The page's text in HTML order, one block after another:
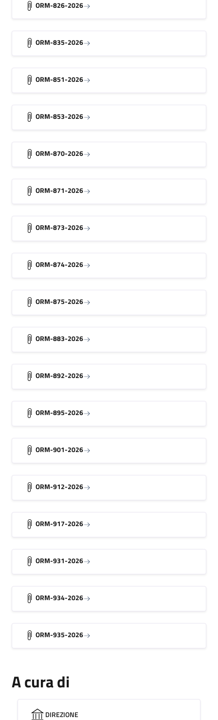
ORM-826-2026
ORM-835-2026
ORM-851-2026
ORM-853-2026
ORM-870-2026
ORM-871-2026
ORM-873-2026
ORM-874-2026
ORM-875-2026
ORM-883-2026
ORM-892-2026
ORM-895-2026
ORM-901-2026
ORM-912-2026
ORM-917-2026
ORM-931-2026
ORM-934-2026
ORM-935-2026
A cura di
DIREZIONE